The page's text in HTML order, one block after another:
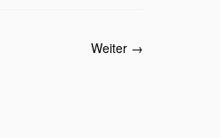
Weiter →